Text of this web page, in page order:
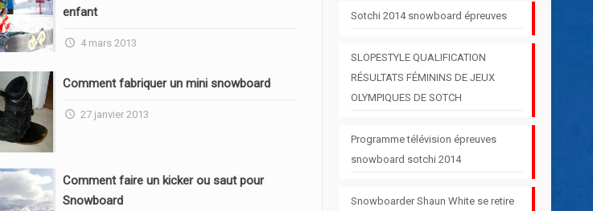
enfant
4 mars 2013
Comment fabriquer un mini snowboard
27 janvier 2013
Comment faire un kicker ou saut pour
Snowboard
Sotchi 2014 snowboard épreuves
SLOPESTYLE QUALIFICATION
RÉSULTATS FÉMININS DE JEUX
OLYMPIQUES DE SOTCH
Programme télévision épreuves
snowboard sotchi 2014
Snowboarder Shaun White se retire